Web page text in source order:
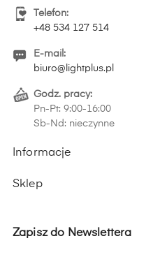
Telefon:
+48 534 127 514
E-mail:
biuro@lightplus.pl
Godz. pracy:
Pn-Pt: 9:00-16:00
Sb-Nd: nieczynne
Informacje
Sklep
Zapisz do Newslettera